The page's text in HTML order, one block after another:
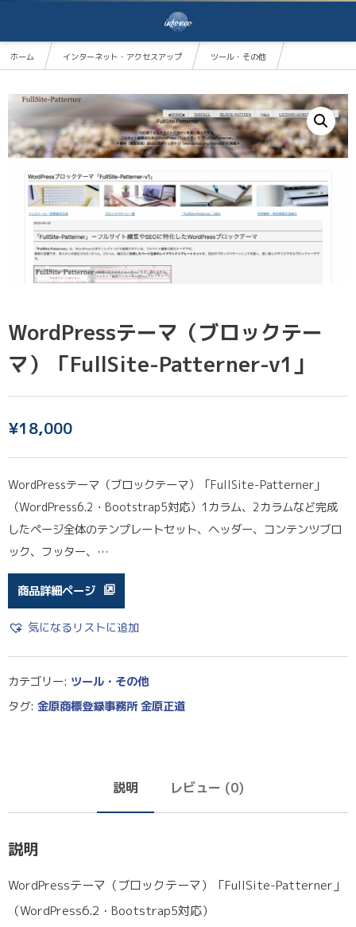
ホーム インターネット・アクセスアップ
ツール・その他
WordPressテーマ（ブロックテー
マ）「FullSite-Patterner-v1」
¥18,000
WordPressテーマ（ブロックテーマ）「FullSite-Patterner」
（WordPress6.2・Bootstrap5対応）1カラム、2カラムなど完成
したページ全体のテンプレートセット、ヘッダー、コンテンツブロ
ック、フッター、…
商品詳細ページ
気になるリストに追加
カテゴリー: ツール・その他
タグ: 金原商標登録事務所 金原正道
説明 レビュー (0)
説明
WordPressテーマ（ブロックテーマ）「FullSite-Patterner」
（WordPress6.2・Bootstrap5対応）